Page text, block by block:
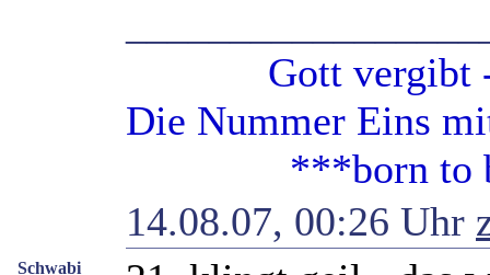
Gott vergibt -
Die Nummer Eins
***born to
Schwabi
14.08.07, 00:26 Uhr